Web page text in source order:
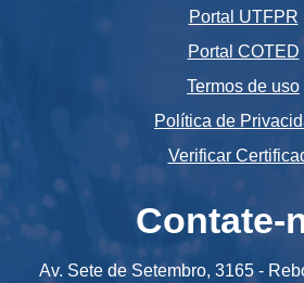
Portal UTFPR
Portal COTED
Termos de uso
Política de
Verificar
Contate-
Av. Sete de Setembro, 3165 -